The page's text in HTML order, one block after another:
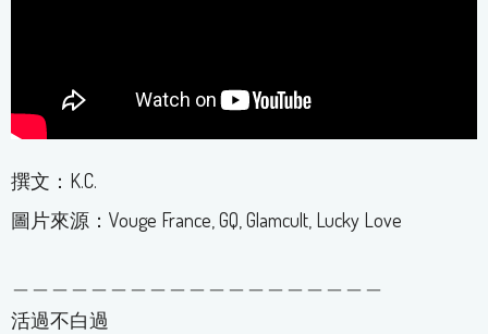
撰文：K.C.
圖片來源：Vouge France, GQ, Glamcult, Lucky Love
活過不白過